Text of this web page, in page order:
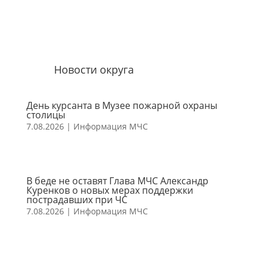
Новости округа
День курсанта в Музее пожарной охраны
столицы
7.08.2026| Информация МЧС
В беде не оставят Глава МЧС Александр
Куренков о новых мерах поддержки
пострадавших при ЧС
7.08.2026| Информация МЧС